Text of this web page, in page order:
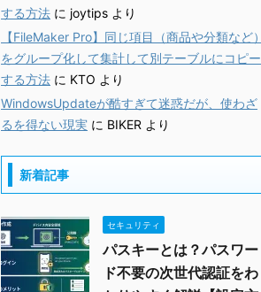
する方法 に joytips より
【FileMaker Pro】同じ項目（商品や分類など）
をグループ化して集計して別テーブルにコピー
する方法 に KTO より
WindowsUpdateが酷すぎて迷惑だが、使わざ
るを得ない現実 に BIKER より
新着記事
セキュリティ
パスキーとは？パスワー
ド不要の次世代認証をわ